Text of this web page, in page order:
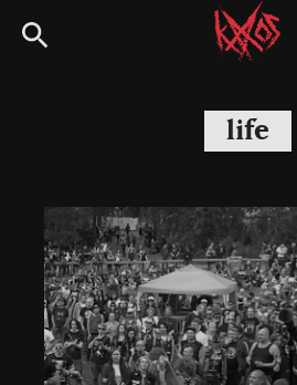
Siirry
suoraan
Kaaoszine
life